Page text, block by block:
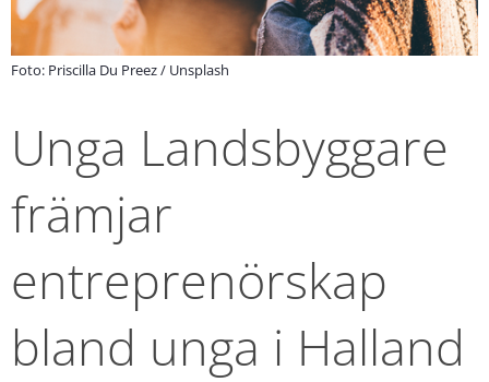
Foto: Priscilla Du Preez / Unsplash
Unga Landsbyggare
främjar
entreprenörskap
bland unga i Halland